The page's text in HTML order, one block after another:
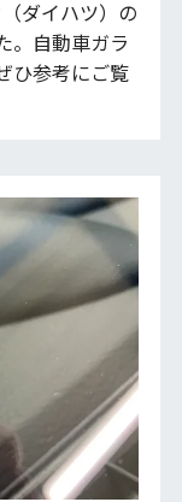
ダイハツ）の
。自動車ガラ
ひ参考にご覧